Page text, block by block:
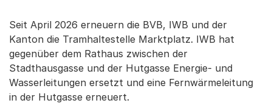
Seit April 2026 erneuern die BVB, IWB und der
Kanton die Tramhaltestelle Marktplatz. IWB hat
gegenüber dem Rathaus zwischen der
Stadthausgasse und der Hutgasse Energie- und
Wasserleitungen ersetzt und eine Fernwärmeleitung
in der Hutgasse erneuert.